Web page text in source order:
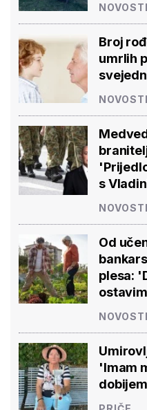
NOVOSTI
Broj
umrlih
NOVOSTI
s
NOVOSTI
Od
plesa:
NOVOSTI
'Imam